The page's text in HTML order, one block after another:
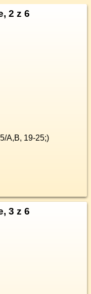
2 z 6
A,B, 19-25;)
3 z 6